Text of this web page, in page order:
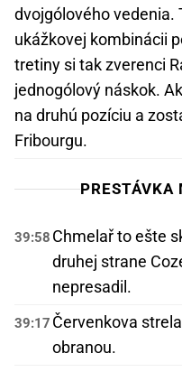
dvojgólového vedenia.
ukážkovej kombinácii
tretiny si tak zverenci
jednogólový náskok.
na druhú pozíciu a
Fribourgu.
39:58 Chmelař to ešte
druhej strane
nepresadil.
39:17 Červenkova
obranou.